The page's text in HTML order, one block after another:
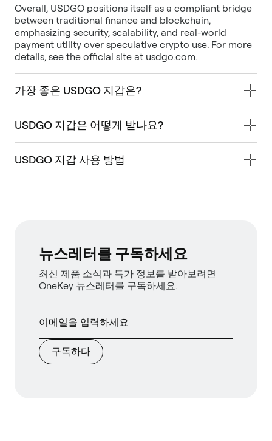
Overall, USDGO positions itself as a compliant bridge
between traditional finance and blockchain,
emphasizing security, scalability, and real-world
payment utility over speculative crypto use. For more
details, see the official site at usdgo.com.
가장 좋은 USDGO 지갑은?
USDGO 지갑은 어떻게 받나요?
USDGO 지갑 사용 방법
뉴스레터를 구독하세요
최신 제품 소식과 특가 정보를 받아보려면
OneKey 뉴스레터를 구독하세요.
구독하다